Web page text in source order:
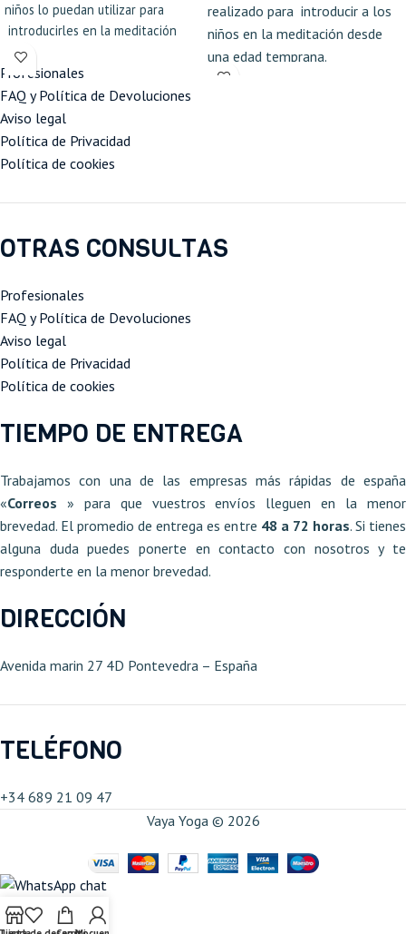
niños lo puedan utilizar para
introducirles en la meditación
desde una edad temprana.
realizado para introducir a los
niños en la meditación desde
una edad temprana.
Confeccionado a mano y
Profesionales
FAQ y Política de Devoluciones
Aviso legal
Política de Privacidad
Política de cookies
OTRAS CONSULTAS
Profesionales
FAQ y Política de Devoluciones
Aviso legal
Política de Privacidad
Política de cookies
TIEMPO DE ENTREGA
Trabajamos con una de las empresas más rápidas de españa
«Correos » para que vuestros envíos lleguen en la menor
brevedad. El promedio de entrega es entre 48 a 72 horas. Si tienes
alguna duda puedes ponerte en contacto con nosotros y te
responderte en la menor brevedad.
DIRECCIÓN
Avenida marin 27 4D Pontevedra – España​
TELÉFONO
+34 689 21 09 47​
Vaya Yoga © 2026